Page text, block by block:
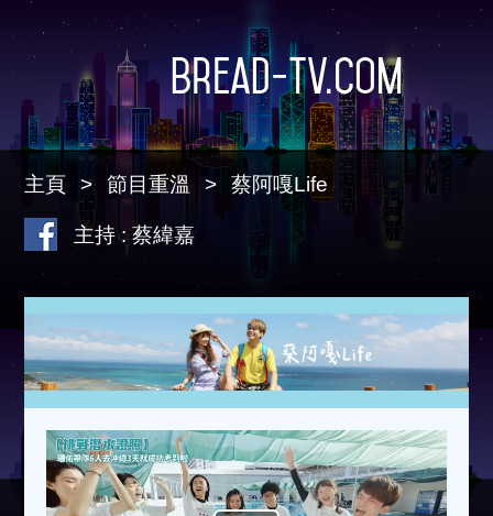
Bread-TV.com
主頁 節目重溫 蔡阿嘎Life
主持 : 蔡緯嘉